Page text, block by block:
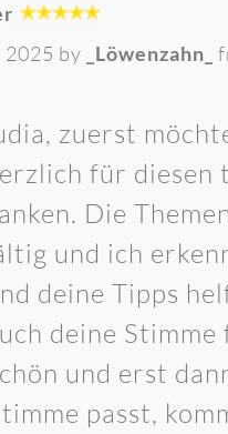
2025 by
_Löwenzahn_
zuerst
für diesen
Die
und ich
deine Tipps
deine Stimme
und erst
passt,